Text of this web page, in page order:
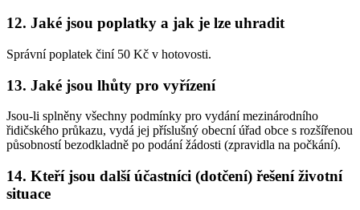
12. Jaké jsou poplatky a jak je lze uhradit
Správní poplatek činí 50 Kč v hotovosti.
13. Jaké jsou lhůty pro vyřízení
Jsou-li splněny všechny podmínky pro vydání mezinárodního
řidičského průkazu, vydá jej příslušný obecní úřad obce s rozšířenou
působností bezodkladně po podání žádosti (zpravidla na počkání).
14. Kteří jsou další účastníci (dotčení) řešení životní
situace